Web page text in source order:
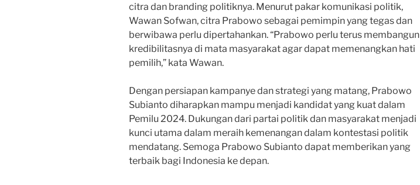
citra dan branding politiknya. Menurut pakar komunikasi politik,
Wawan Sofwan, citra Prabowo sebagai pemimpin yang tegas dan
berwibawa perlu dipertahankan. “Prabowo perlu terus membangun
kredibilitasnya di mata masyarakat agar dapat memenangkan hati
pemilih,” kata Wawan.
Dengan persiapan kampanye dan strategi yang matang, Prabowo
Subianto diharapkan mampu menjadi kandidat yang kuat dalam
Pemilu 2024. Dukungan dari partai politik dan masyarakat menjadi
kunci utama dalam meraih kemenangan dalam kontestasi politik
mendatang. Semoga Prabowo Subianto dapat memberikan yang
terbaik bagi Indonesia ke depan.